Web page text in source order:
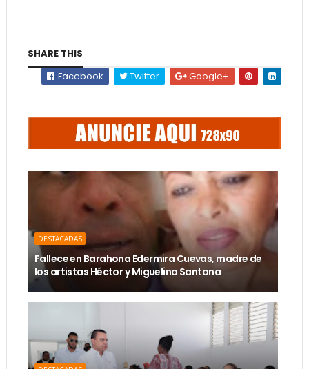
SHARE THIS
Facebook
Twitter Google+
DESTACADAS
Fallece en Barahona Edermira Cuevas, madre de
los artistas Héctor y Miguelina Santana